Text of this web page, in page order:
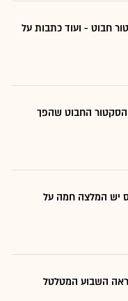
חבוט - ועוד כתבות על
החבוט שהפך
יש המלצה חמה על
השבוע המטלטל